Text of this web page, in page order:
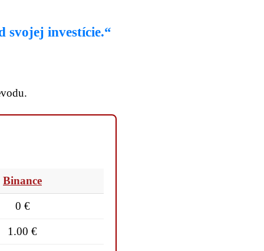
svojej investície.“
Binance
0 €
1.00 €